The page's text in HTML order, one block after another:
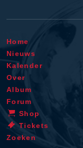
Home
Nieuws
Kalender
Over
Album
Forum
Shop
Tickets
Zoeken